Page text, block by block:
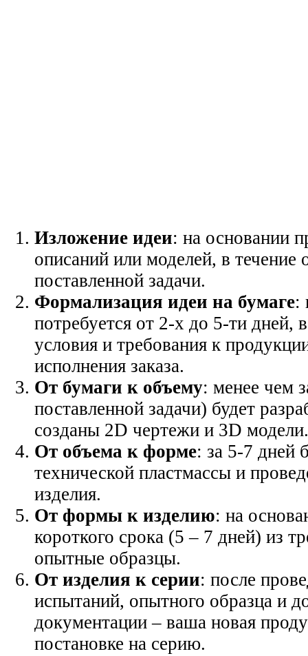
Изложение идеи: на основании
описаний или моделей, в течение
поставленной задачи.
Формализация идеи на бумаге:
потребуется от 2-х до 5-ти дней,
условия и требования к
исполнения заказа.
От бумаги к объему: менее чем
поставленной задачи) будет
созданы 2D чертежи и 3D модели.
От объема к форме: за 5-7 дней
технической пластмассы и
изделия.
От формы к изделию: на
короткого срока (5 – 7 дней) из
опытные образцы.
От изделия к серии: после
испытаний, опытного образца и
документации – ваша новая
постановке на серию.